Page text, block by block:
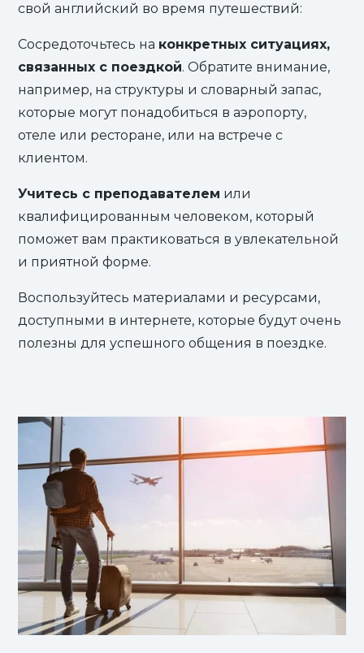
свой английский во время путешествий:
Сосредоточьтесь на конкретных ситуациях,
связанных с поездкой. Обратите внимание,
например, на структуры и словарный запас,
которые могут понадобиться в аэропорту,
отеле или ресторане, или на встрече с
клиентом.
Учитесь с преподавателем или
квалифицированным человеком, который
поможет вам практиковаться в увлекательной
и приятной форме.
Воспользуйтесь материалами и ресурсами,
доступными в интернете, которые будут очень
полезны для успешного общения в поездке.